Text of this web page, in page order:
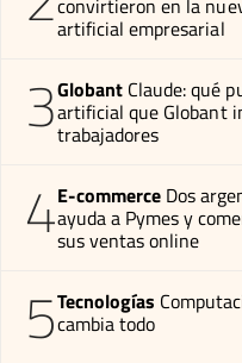
convirtieron en la
artificial empresarial
3Globant Claude: qué
artificial que Globant
trabajadores
4E-commerce Dos
ayuda a Pymes y
sus ventas online
5Tecnologías
cambia todo